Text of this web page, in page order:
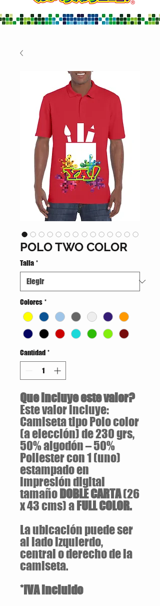
POLO TWO COLOR
Talla *
Colores *
Cantidad *
Que incluye este valor?
Este valor incluye:
Camiseta tipo Polo color
(a elección) de 230 grs,
50% algodón – 50%
Poliester con 1 (uno)
estampado en
impresión digital
tamaño DOBLE CARTA(26
x 43 cms) a FULL COLOR.
La ubicación puede ser
al lado izquierdo,
central o derecho de la
camiseta.
*IVA incluido